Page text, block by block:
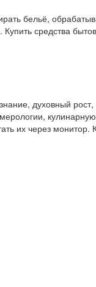
бельё,
Купить средства
духовный
их через